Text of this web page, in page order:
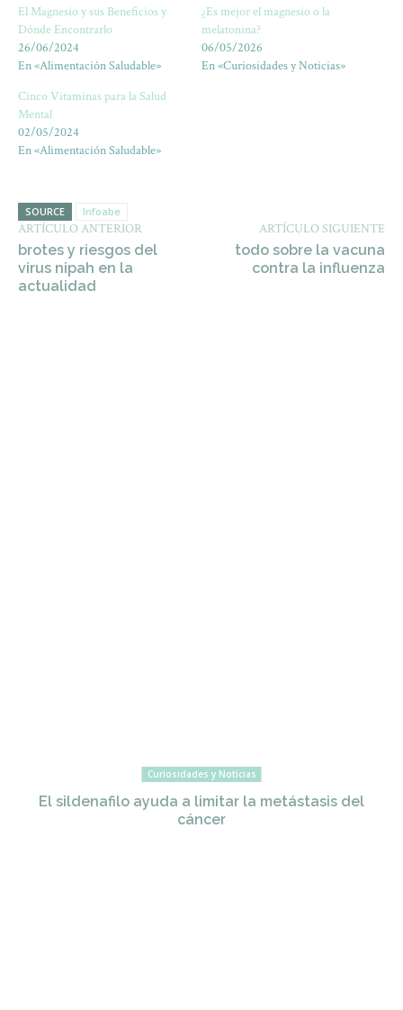
El Magnesio y sus Beneficios y
Dónde Encontrarlo
26/06/2024
En «Alimentación Saludable»
¿Es mejor el magnesio o la
melatonina?
06/05/2026
En «Curiosidades y Noticias»
Cinco Vitaminas para la Salud
Mental
02/05/2024
En «Alimentación Saludable»
SOURCE Infoabe
ARTÍCULO ANTERIOR
brotes y riesgos del
virus nipah en la
actualidad
ARTÍCULO SIGUIENTE
todo sobre la vacuna
contra la influenza
Curiosidades y Noticias
El sildenafilo ayuda a limitar la metástasis del
cáncer